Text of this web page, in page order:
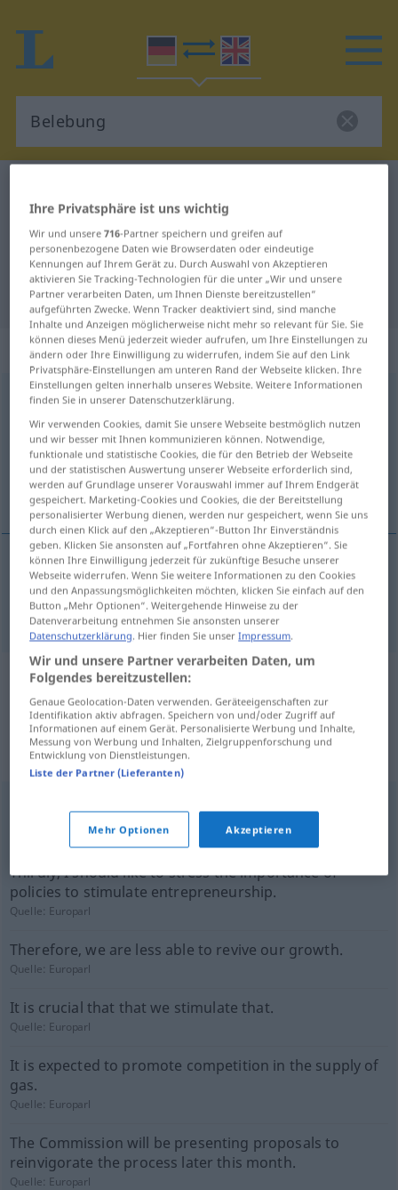
Deutsch-Englisch Übersetzung für
"Belebung"
"Belebung" Englisch Übersetzung
„Belebung“: Femininum
Belebungf <Belebung;keinpl>
Übersicht aller Übersetzungen
(Für mehr Details die Übersetzung anklicken/antippen)
stimulation
stimulation BelebungStimulation
Beispielsätze aus externen Quellen
für "Belebung"
(nicht von der Langenscheidt Redaktion
geprüft)
We certainly need stirring up.
Europarl
Thirdly, I should like to stress the importance of
policies to stimulate entrepreneurship.
Quelle: Europarl
Therefore, we are less able to revive our growth.
Quelle: Europarl
It is crucial that that we stimulate that.
Quelle: Europarl
It is expected to promote competition in the supply of
gas.
Quelle: Europarl
The Commission will be presenting proposals to
reinvigorate the process later this month.
Quelle: Europarl
Ihre Privatsphäre ist uns wichtig
Wir und unsere716-Partner speichern und greifen auf
personenbezogene Daten wie Browserdaten oder eindeutige
Kennungen auf Ihrem Gerät zu. Durch Auswahl von Akzeptieren
aktivieren Sie Tracking-Technologien für die unter „Wir und unsere
Partner verarbeiten Daten, um Ihnen Dienste bereitzustellen“
aufgeführten Zwecke. Wenn Tracker deaktiviert sind, sind manche
Inhalte und Anzeigen möglicherweise nicht mehr so relevant für Sie. Sie
können dieses Menü jederzeit wieder aufrufen, um Ihre Einstellungen zu
ändern oder Ihre Einwilligung zu widerrufen, indem Sie auf den Link
Privatsphäre-Einstellungen am unteren Rand der Webseite klicken. Ihre
Einstellungen gelten innerhalb unseres Website. Weitere Informationen
finden Sie in unserer Datenschutzerklärung.
Wir verwenden Cookies, damit Sie unsere Webseite bestmöglich nutzen
und wir besser mit Ihnen kommunizieren können. Notwendige,
funktionale und statistische Cookies, die für den Betrieb der Webseite
und der statistischen Auswertung unserer Webseite erforderlich sind,
werden auf Grundlage unserer Vorauswahl immer auf Ihrem Endgerät
gespeichert. Marketing-Cookies und Cookies, die der Bereitstellung
personalisierter Werbung dienen, werden nur gespeichert, wenn Sie uns
durch einen Klick auf den „Akzeptieren“-Button Ihr Einverständnis
geben. Klicken Sie ansonsten auf „Fortfahren ohne Akzeptieren“. Sie
können Ihre Einwilligung jederzeit für zukünftige Besuche unserer
Webseite widerrufen. Wenn Sie weitere Informationen zu den Cookies
und den Anpassungsmöglichkeiten möchten, klicken Sie einfach auf den
Button „Mehr Optionen“. Weitergehende Hinweise zu der
Datenverarbeitung entnehmen Sie ansonsten unserer
Datenschutzerklärung. Hier finden Sie unserImpressum.
Wir und unsere Partner verarbeiten Daten, um
Folgendes bereitzustellen:
Genaue Geolocation-Daten verwenden. Geräteeigenschaften zur
Identifikation aktiv abfragen. Speichern von und/oder Zugriff auf
Informationen auf einem Gerät. Personalisierte Werbung und Inhalte,
Messung von Werbung und Inhalten, Zielgruppenforschung und
Entwicklung von Dienstleistungen.
Liste der Partner (Lieferanten)
Mehr Optionen Akzeptieren